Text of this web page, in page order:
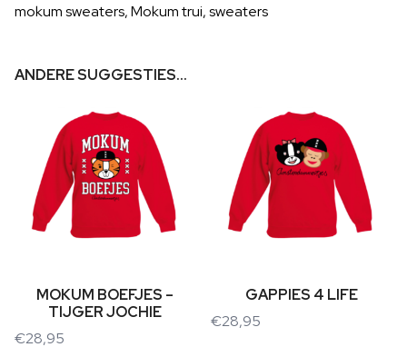
mokum sweaters,Mokum trui,sweaters
ANDERE SUGGESTIES…
MOKUM BOEFJES –
TIJGER JOCHIE
€28,95
GAPPIES 4 LIFE
€28,95